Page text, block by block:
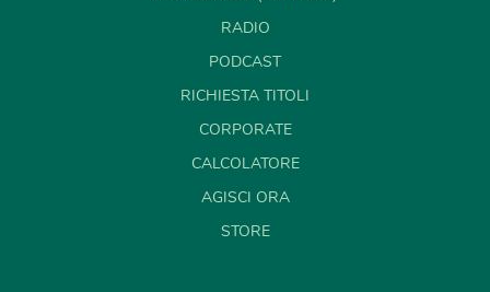
RADIO
PODCAST
RICHIESTA TITOLI
CORPORATE
CALCOLATORE
AGISCI ORA
STORE